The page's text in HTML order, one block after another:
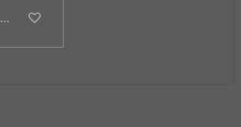
Deaktiviert